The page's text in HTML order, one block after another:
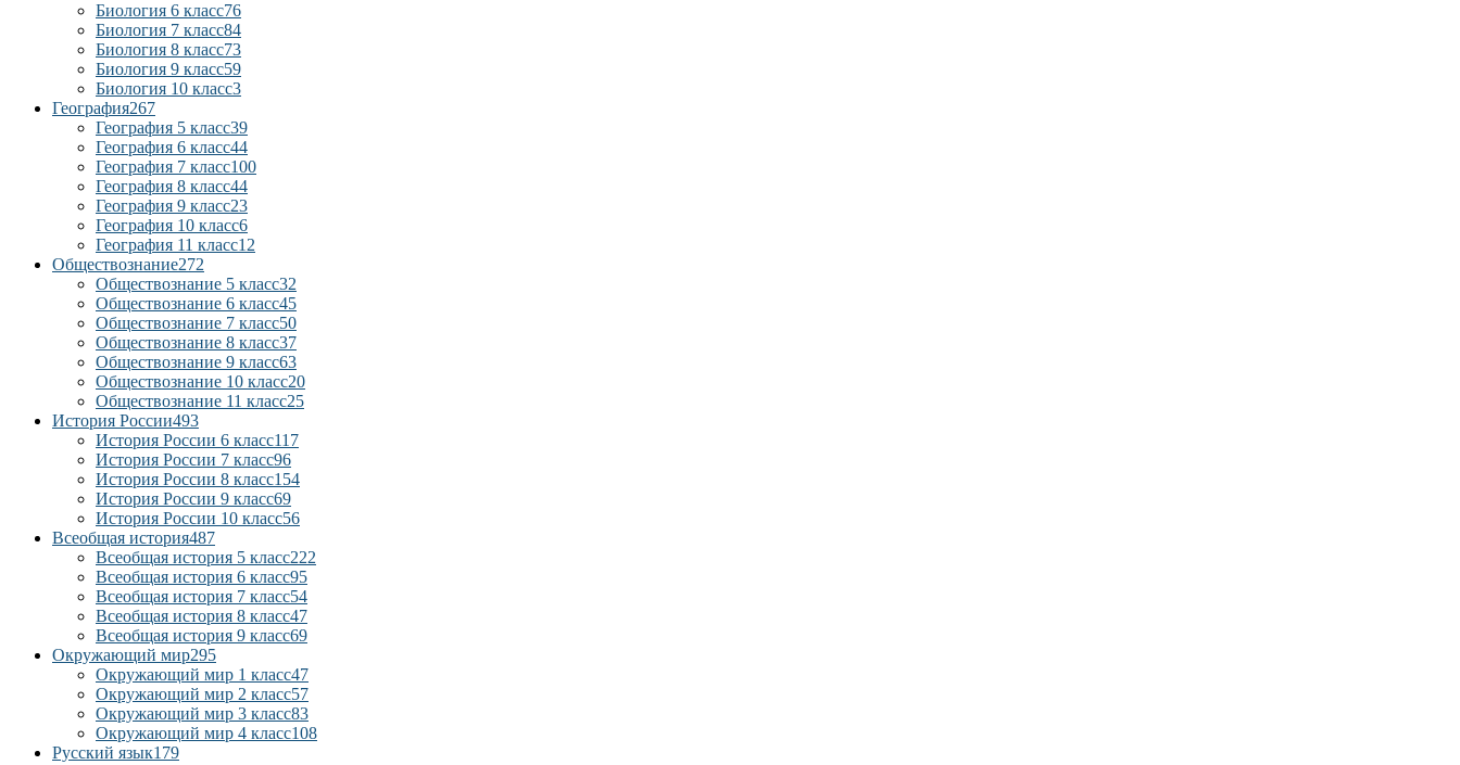
Биология 6 класс76
Биология 7 класс84
Биология 8 класс73
Биология 9 класс59
Биология 10 класс3
География267
География 5 класс39
География 6 класс44
География 7 класс100
География 8 класс44
География 9 класс23
География 10 класс6
География 11 класс12
Обществознание272
Обществознание 5 класс32
Обществознание 6 класс45
Обществознание 7 класс50
Обществознание 8 класс37
Обществознание 9 класс63
Обществознание 10 класс20
Обществознание 11 класс25
История России493
История России 6 класс117
История России 7 класс96
История России 8 класс154
История России 9 класс69
История России 10 класс56
Всеобщая история487
Всеобщая история 5 класс222
Всеобщая история 6 класс95
Всеобщая история 7 класс54
Всеобщая история 8 класс47
Всеобщая история 9 класс69
Окружающий мир295
Окружающий мир 1 класс47
Окружающий мир 2 класс57
Окружающий мир 3 класс83
Окружающий мир 4 класс108
Русский язык179